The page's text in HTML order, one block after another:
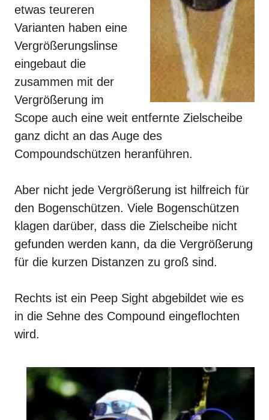
etwas teureren
Varianten haben eine
Vergrößerungslinse
eingebaut die
zusammen mit der
Vergrößerung im
Scope auch eine weit entfernte Zielscheibe
ganz dicht an das Auge des
Compoundschützen heranführen.
Aber nicht jede Vergrößerung ist hilfreich für
den Bogenschützen. Viele Bogenschützen
klagen darüber, dass die Zielscheibe nicht
gefunden werden kann, da die Vergrößerung
für die kurzen Distanzen zu groß sind.
Rechts ist ein Peep Sight abgebildet wie es
in die Sehne des Compound eingeflochten
wird.